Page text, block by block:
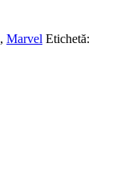
, Marvel Etichetă: